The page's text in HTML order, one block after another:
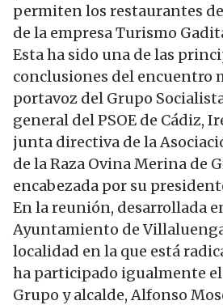
permiten los restaurantes
de la empresa Turismo
Esta ha sido una de las
conclusiones del encuentro
portavoz del Grupo
general del PSOE de Cádiz,
junta directiva de la
de la Raza Ovina Merina de
encabezada por su
En la reunión, desarrollada
Ayuntamiento de
localidad en la que está
ha participado igualmente
Grupo y alcalde, Alfonso